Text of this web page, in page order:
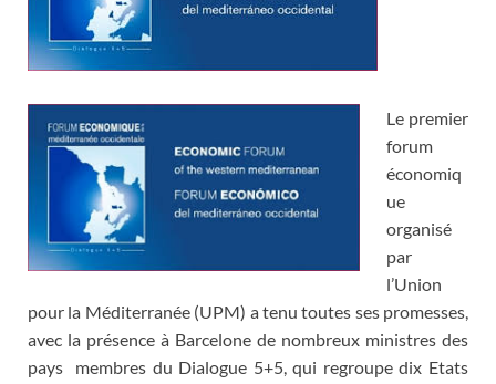
Le premier
forum
économiq
ue
organisé
par
l’Union
pour la Méditerranée (UPM) a tenu toutes ses promesses,
avec la présence à Barcelone de nombreux ministres des
pays membres du Dialogue 5+5, qui regroupe dix Etats